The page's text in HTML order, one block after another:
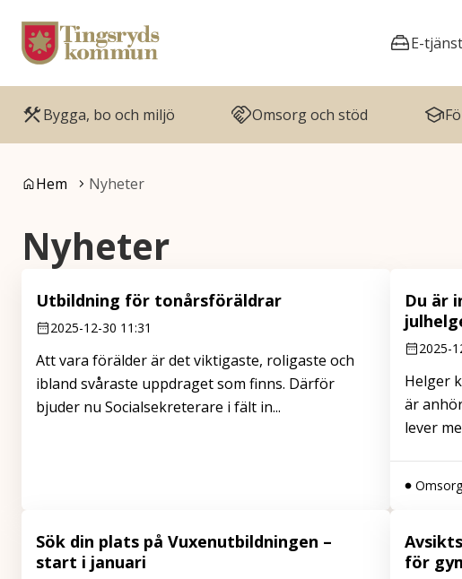
Gå till innehåll
Gå till huvudmeny
E-
Bygga, bo och miljö Omsorg och stöd
Du är här:
Hem Nyheter
Nyheter
Utbildning för tonårsföräldrar
2025-12-30 11:31
Att vara förälder är det viktigaste, roligaste och
ibland svåraste uppdraget som finns. Därför
bjuder nu Socialsekreterare i fält in...
Du är
2025-
Helger
är
lever
Sök din plats på Vuxenutbildningen –
start i januari
för